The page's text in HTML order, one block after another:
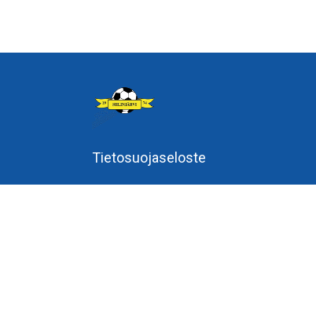
Tietosuojaseloste